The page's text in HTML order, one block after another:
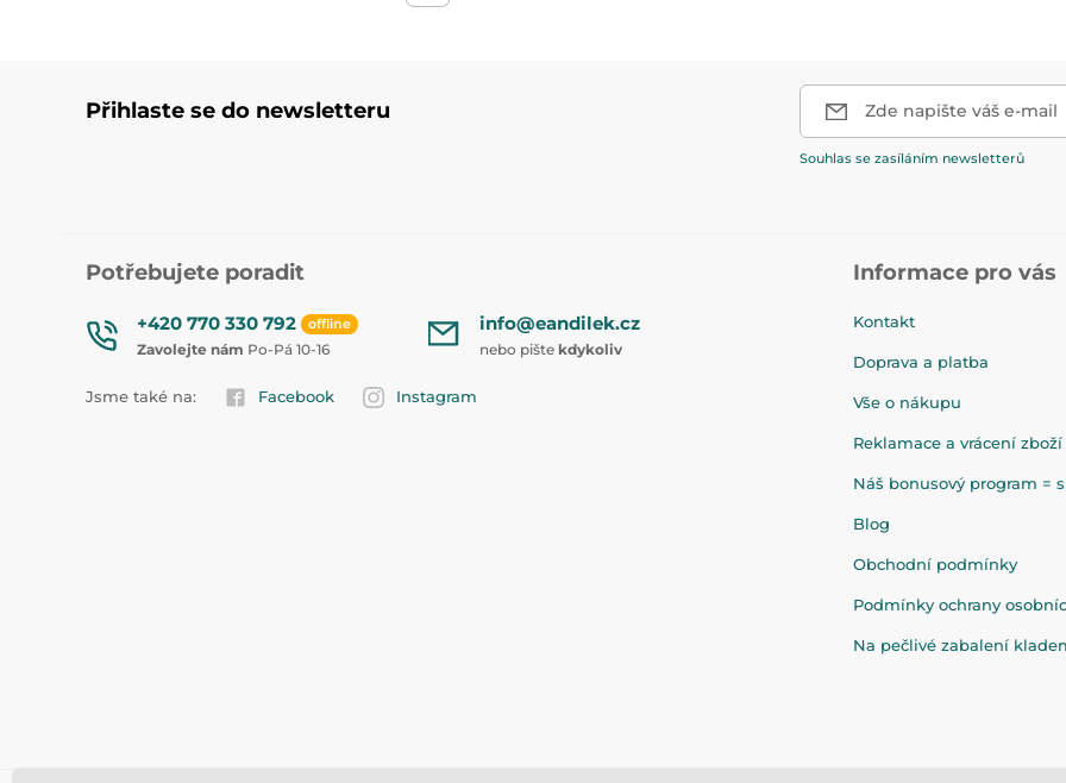
Přihlaste se do newsletteru Zde napište váš e-mail
Souhlas se zasíláním newsletterů
Potřebujete poradit
+420 770 330 792 offline
Zavolejte nám Po-Pá 10-16
info@eandilek.cz
nebo pište kdykoliv
Jsme také na: Facebook Instagram
Informace pro vás
Kontakt
Doprava a platba
Vše o nákupu
Reklamace a vrácení zboží
Náš bonusový program =
Blog
Obchodní podmínky
Podmínky ochrany
Na pečlivé zabalení